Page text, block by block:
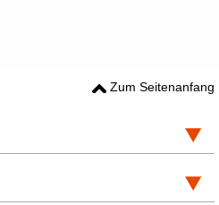
Zum Seitenanfang